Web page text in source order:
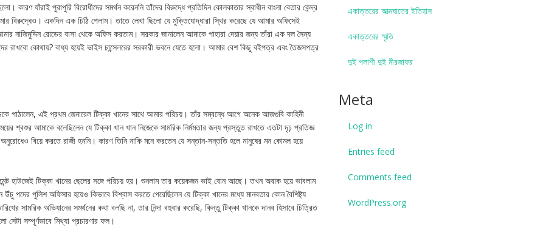
কারণ যাঁরাই পুরাপুরি বিরোধীদের সমর্থন করেননি তাঁদের বিরুদ্ধে প্রতিদিন কোলকাতার স্বাধীন বাংলা বেতার কেন্দ্র
বিরুদ্ধেও। একদিন এক চিঠি পেলাম। তাতে লেখা ছিলো যে মুক্তিযোদ্ধারা স্থির করেছে যে আমার অফিসেই
নাজিমুদ্দিন রোডের বাসা থেকে অফিস করতাম। সরকার জানালেন আমাকে পাহারা দেয়ার জন্য তাঁরা এক দল সৈন্য
রাখবো কোথায়? বাধ্য হয়েই ভাইস চান্সেলরের সরকারী ভবনে যেতে হলো। আমার বেশ কিছু বইপত্র এবং তৈজসপত্র
পাঠালেন, এই প্রথম জেনারেল টিক্কা খানের সাথে আমার পরিচয়। তাঁর সম্বন্ধে আগে অনেক আজগুবি কাহিনী
শ্বশুর আমাকে বলেছিলেন যে টিক্কা খান খান নিজেকে সামরিক নির্মমতার জন্য প্রস্তুত রাখতে এতটা দৃঢ় প্রতিজ্ঞ
বিয়ে করতে রাজী হননি। কারণ তিনি নাকি মনে করতেন যে সন্তান-সন্ততি হলে মানুষের মন কোমল হয়ে
হাউজেই টিক্কা খানের ছেলের সঙ্গে পরিচয় হয়। শুনলাম তার কয়েকজন ভাই বোন আছে। তখন অবাক হয়ে ভাবলাম
পদের পুলিশ অফিসার হয়েও কিভাবে বিশ্বাস করতে পেরেছিলেন যে টিক্কা খানের মধ্যে মানবতার কোন বৈশিষ্ট্য
সামরিক অভিযানের সমর্থনের কথা বলছি না, তার নিন্দা বহুবার করেছি, কিন্তু টিক্কা খানকে দানব হিসাবে চিত্রিত
সেটা সম্পূর্ণভাবে মিথ্যা প্রচারণার ফল।
একাত্তরের আত্মঘাতের ইতিহাস
একাত্তরের স্মৃতি
দুই পলাশী দুই মীরজাফর
Meta
Log in
Entries feed
Comments feed
WordPress.org